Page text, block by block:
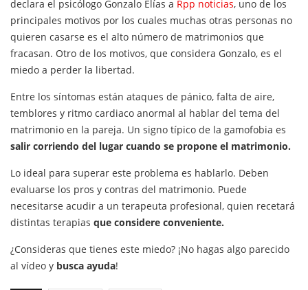
declara el psicólogo Gonzalo Elías a Rpp noticias, uno de los
principales motivos por los cuales muchas otras personas no
quieren casarse es el alto número de matrimonios que
fracasan. Otro de los motivos, que considera Gonzalo, es el
miedo a perder la libertad.
Entre los síntomas están ataques de pánico, falta de aire,
temblores y ritmo cardiaco anormal al hablar del tema del
matrimonio en la pareja. Un signo típico de la gamofobia es
salir corriendo del lugar cuando se propone el matrimonio.
Lo ideal para superar este problema es hablarlo. Deben
evaluarse los pros y contras del matrimonio. Puede
necesitarse acudir a un terapeuta profesional, quien recetará
distintas terapias que considere conveniente.
¿Consideras que tienes este miedo? ¡No hagas algo parecido
al vídeo y busca ayuda!